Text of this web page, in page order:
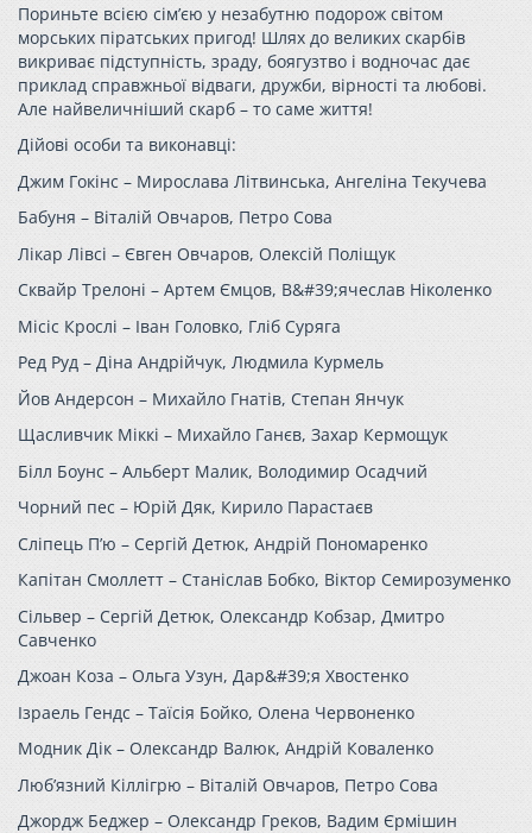
Пориньте всією сім’єю у незабутню подорож світом
морських піратських пригод! Шлях до великих скарбів
викриває підступність, зраду, боягузтво і водночас дає
приклад справжньої відваги, дружби, вірності та любові.
Але найвеличніший скарб – то саме життя!
Дійові особи та виконавці:
Джим Гокінс – Мирослава Літвинська, Ангеліна Текучева
Бабуня – Віталій Овчаров, Петро Сова
Лікар Лівсі – Євген Овчаров, Олексій Поліщук
Сквайр Трелоні – Артем Ємцов, В&#39;ячеслав Ніколенко
Місіс Крослі – Іван Головко, Гліб Суряга
Ред Руд – Діна Андрійчук, Людмила Курмель
Йов Андерсон – Михайло Гнатів, Степан Янчук
Щасливчик Міккі – Михайло Ганєв, Захар Кермощук
Білл Боунс – Альберт Малик, Володимир Осадчий
Чорний пес – Юрій Дяк, Кирило Парастаєв
Сліпець П’ю – Сергій Детюк, Андрій Пономаренко
Капітан Смоллетт – Станіслав Бобко, Віктор Семирозуменко
Сільвер – Сергій Детюк, Олександр Кобзар, Дмитро
Савченко
Джоан Коза – Ольга Узун, Дар&#39;я Хвостенко
Ізраель Гендс – Таїсія Бойко, Олена Червоненко
Модник Дік – Олександр Валюк, Андрій Коваленко
Люб’язний Кіллігрю – Віталій Овчаров, Петро Сова
Джордж Беджер – Олександр Греков, Вадим Єрмішин